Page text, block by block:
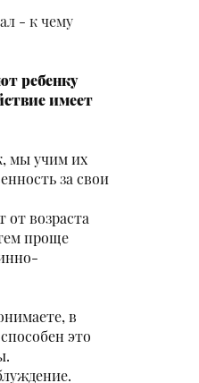
- к чему
ребенку
имеет
мы учим их
за свои
от возраста
проще
в
это